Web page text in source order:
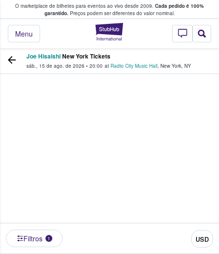
O marketplace de bilhetes para eventos ao vivo desde 2009. Cada pedido é 100%
garantido.Preços podem ser diferentes do valor nominal.
StubHub – onde
Menu
fãs compram e vendem bilhetes
Joe HisaishiNew York Tickets
sáb., 15 de ago. de 2026 • 20:00 at Radio City Music Hall, New York, NY
Filtros 1 USD